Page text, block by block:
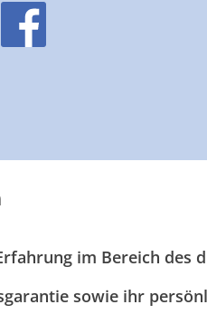
im Bereich des
sowie ihr